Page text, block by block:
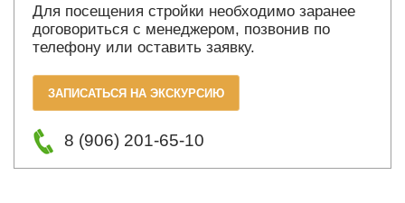
Для посещения стройки необходимо заранее
договориться с менеджером, позвонив по
телефону или оставить заявку.
ЗАПИСАТЬСЯ НА ЭКСКУРСИЮ
8 (906) 201-65-10